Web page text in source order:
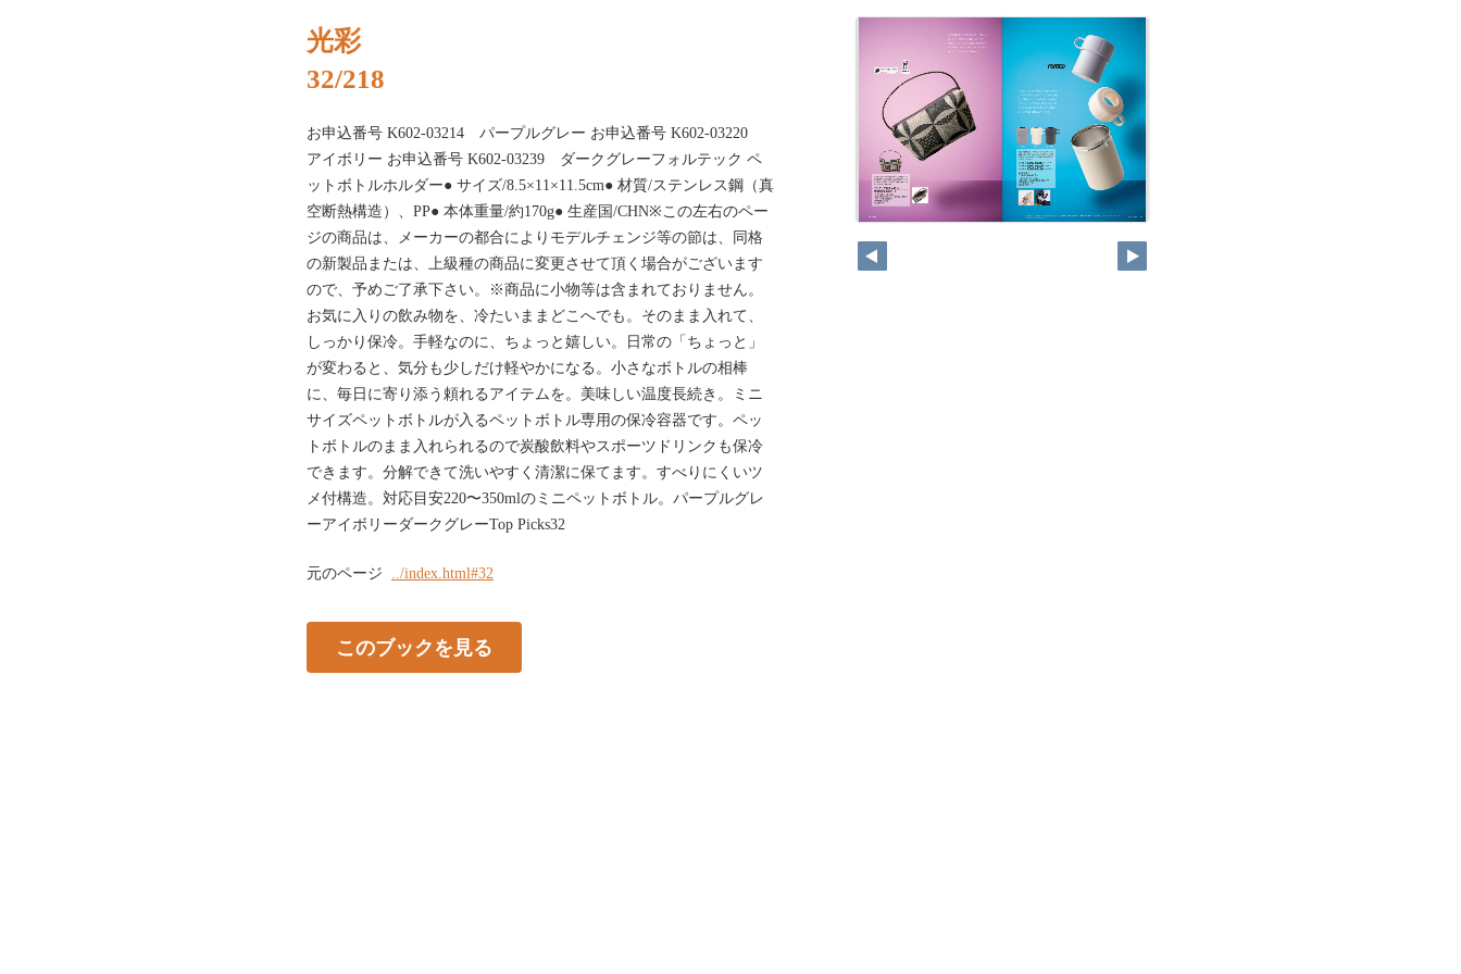
光彩
32/218
お申込番号 K602-03214 パープルグレー お申込番号 K602-03220
アイボリー お申込番号 K602-03239 ダークグレーフォルテック ペ
ットボトルホルダー● サイズ/8.5×11×11.5cm● 材質/ステンレス鋼（真
空断熱構造）、PP● 本体重量/約170g● 生産国/CHN※この左右のペー
ジの商品は、メーカーの都合によりモデルチェンジ等の節は、同格
の新製品または、上級種の商品に変更させて頂く場合がございます
ので、予めご了承下さい。※商品に小物等は含まれておりません。
お気に入りの飲み物を、冷たいままどこへでも。そのまま入れて、
しっかり保冷。手軽なのに、ちょっと嬉しい。日常の「ちょっと」
が変わると、気分も少しだけ軽やかになる。小さなボトルの相棒
に、毎日に寄り添う頼れるアイテムを。美味しい温度長続き。ミニ
サイズペットボトルが入るペットボトル専用の保冷容器です。ペッ
トボトルのまま入れられるので炭酸飲料やスポーツドリンクも保冷
できます。分解できて洗いやすく清潔に保てます。すべりにくいツ
メ付構造。対応目安220〜350mlのミニペットボトル。パープルグレ
ーアイボリーダークグレーTop Picks32
元のページ ../index.html#32
このブックを見る